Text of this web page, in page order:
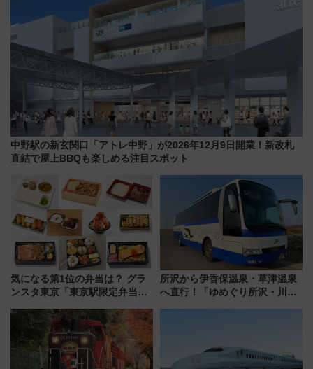
中野駅の新玄関口「アトレ中野」が2026年12月9日開業！新改札
直結で屋上BBQも楽しめる注目スポット
気になる第1位の弁当は？ グラ
ンスタ東京「東京駅限定弁当
所沢から伊香保温泉・草津温泉
へ直行！「ゆめぐり所沢・川越